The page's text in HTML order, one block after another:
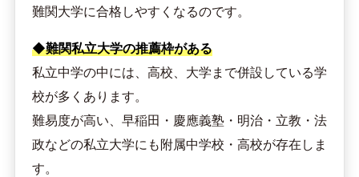
難関大学に合格しやすくなるのです。
◆難関私立大学の推薦枠がある
私立中学の中には、高校、大学まで併設している学
校が多くあります。
難易度が高い、早稲田・慶應義塾・明治・立教・法
政などの私立大学にも附属中学校・高校が存在しま
す。